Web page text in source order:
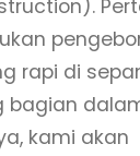
rapi di
bagian
kami akan